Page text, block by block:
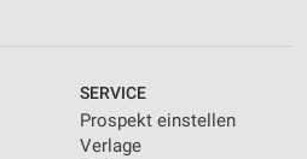
SERVICE
Prospekt einstellen
Verlage